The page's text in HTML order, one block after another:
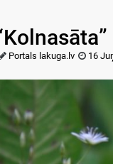
Portals lakuga.lv 16